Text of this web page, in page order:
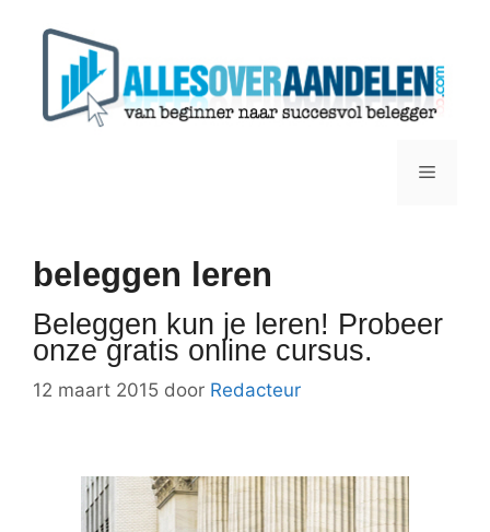
Menu
beleggen leren
Beleggen kun je leren! Probeer
onze gratis online cursus.
12 maart 2015 door Redacteur